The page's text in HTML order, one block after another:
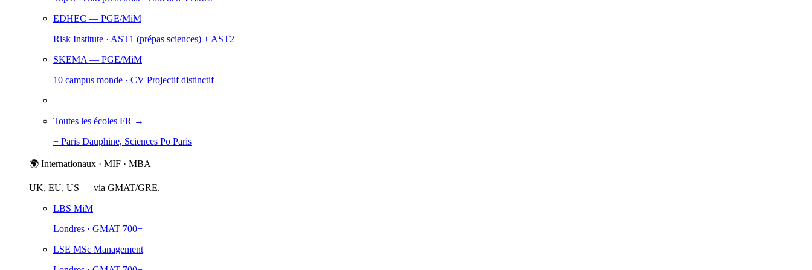
EDHEC — PGE/MiM
Risk Institute · AST1 (prépas sciences) + AST2
SKEMA — PGE/MiM
10 campus monde · CV Projectif distinctif
Toutes les écoles FR →
+ Paris Dauphine, Sciences Po Paris
🌍 Internationaux · MIF · MBA
UK, EU, US — via GMAT/GRE.
LBS MiM
Londres · GMAT 700+
LSE MSc Management